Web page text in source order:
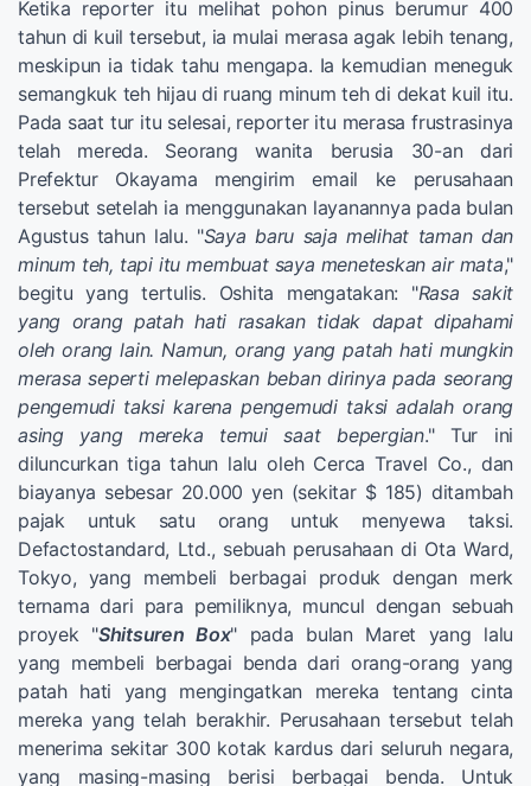
Ketika reporter itu melihat pohon pinus berumur 400
tahun di kuil tersebut, ia mulai merasa agak lebih tenang,
meskipun ia tidak tahu mengapa. Ia kemudian meneguk
semangkuk teh hijau di ruang minum teh di dekat kuil itu.
Pada saat tur itu selesai, reporter itu merasa frustrasinya
telah mereda. Seorang wanita berusia 30-an dari
Prefektur Okayama mengirim email ke perusahaan
tersebut setelah ia menggunakan layanannya pada bulan
Agustus tahun lalu. "Saya baru saja melihat taman dan
minum teh, tapi itu membuat saya meneteskan air mata,"
begitu yang tertulis. Oshita mengatakan: "Rasa sakit
yang orang patah hati rasakan tidak dapat dipahami
oleh orang lain. Namun, orang yang patah hati mungkin
merasa seperti melepaskan beban dirinya pada seorang
pengemudi taksi karena pengemudi taksi adalah orang
asing yang mereka temui saat bepergian." Tur ini
diluncurkan tiga tahun lalu oleh Cerca Travel Co., dan
biayanya sebesar 20.000 yen (sekitar $ 185) ditambah
pajak untuk satu orang untuk menyewa taksi.
Defactostandard, Ltd., sebuah perusahaan di Ota Ward,
Tokyo, yang membeli berbagai produk dengan merk
ternama dari para pemiliknya, muncul dengan sebuah
proyek "Shitsuren Box" pada bulan Maret yang lalu
yang membeli berbagai benda dari orang-orang yang
patah hati yang mengingatkan mereka tentang cinta
mereka yang telah berakhir. Perusahaan tersebut telah
menerima sekitar 300 kotak kardus dari seluruh negara,
yang masing-masing berisi berbagai benda. Untuk